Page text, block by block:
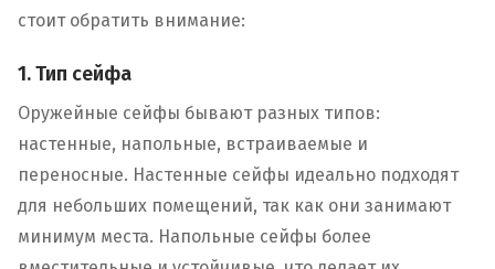
стоит обратить внимание:
1. Тип сейфа
Оружейные сейфы бывают разных типов:
настенные, напольные, встраиваемые и
переносные. Настенные сейфы идеально подходят
для небольших помещений, так как они занимают
минимум места. Напольные сейфы более